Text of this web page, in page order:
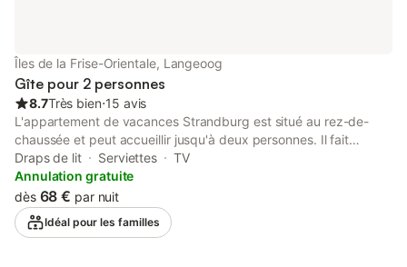
Îles de la Frise-Orientale, Langeoog
Gîte pour 2 personnes
8.7Très bien⋅15 avis
L'appartement de vacances Strandburg est situé au rez-de-
chaussée et peut accueillir jusqu'à deux personnes. Il fait
environ 33 m² et dispose d'une pièce à vivre servant également
de chambre, avec un lit double. La salle de bain est équipée
d'une douche et de toilettes. Le Strandburg dispose d'une
cuisine équipée complète, d'une télévision par câble et d'une
chaîne hi-fi. Un lit d'enfant et une chaise haute sont disponibles
Draps de lit Serviettes
TV
Annulation gratuite
dès 68 € par nuit
Idéal pour les familles